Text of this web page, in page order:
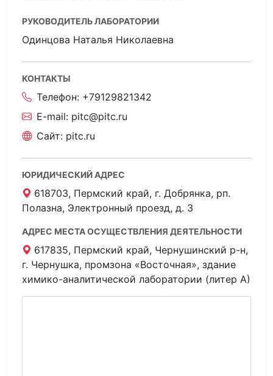
РУКОВОДИТЕЛЬ ЛАБОРАТОРИИ
Одинцова Наталья Николаевна
КОНТАКТЫ
Телефон: +79129821342
E-mail: pitc@pitc.ru
Сайт: pitc.ru
ЮРИДИЧЕСКИЙ АДРЕС
618703, Пермский край, г. Добрянка, рп.
Полазна, Электронный проезд, д. 3
АДРЕС МЕСТА ОСУЩЕСТВЛЕНИЯ ДЕЯТЕЛЬНОСТИ
617835, Пермский край, Чернушинский р-н,
г. Чернушка, промзона «Восточная», здание
химико-аналитической лаборатории (литер А)